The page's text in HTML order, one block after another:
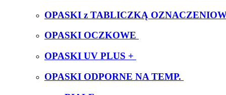
OPASKI z TABLICZKĄ
OPASKI OCZKOWE
OPASKI UV PLUS +
OPASKI ODPORNE NA TEMP.